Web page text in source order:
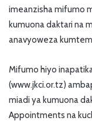
imeanzisha mifumo
kumuona daktari na
anavyoweza
Mifumo hiyo
(www.jkci.or.tz)
miadi ya kumuona
Appointments na